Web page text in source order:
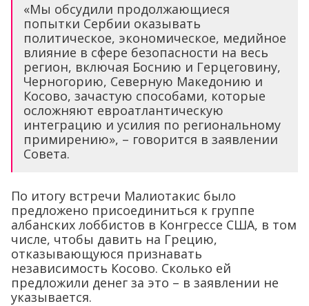
«Мы обсудили продолжающиеся
попытки Сербии оказывать
политическое, экономическое, медийное
влияние в сфере безопасности на весь
регион, включая Боснию и Герцеговину,
Черногорию, Северную Македонию и
Косово, зачастую способами, которые
осложняют евроатлантическую
интеграцию и усилия по региональному
примирению», – говорится в заявлении
Совета.
По итогу встречи Малиотакис было
предложено присоединиться к группе
албанских лоббистов в Конгрессе США, в том
числе, чтобы давить на Грецию,
отказывающуюся признавать
независимость Косово. Сколько ей
предложили денег за это – в заявлении не
указывается.